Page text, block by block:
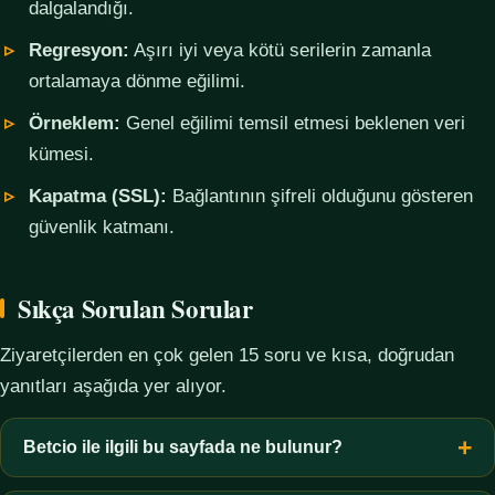
dalgalandığı.
Regresyon: Aşırı iyi veya kötü serilerin zamanla
ortalamaya dönme eğilimi.
Örneklem: Genel eğilimi temsil etmesi beklenen veri
kümesi.
Kapatma (SSL): Bağlantının şifreli olduğunu gösteren
güvenlik katmanı.
Sıkça Sorulan Sorular
Ziyaretçilerden en çok gelen 15 soru ve kısa, doğrudan
yanıtları aşağıda yer alıyor.
Betcio ile ilgili bu sayfada ne bulunur?
Bu sayfada yalnızca kavramsal bilgi, terim açıklamaları, veri